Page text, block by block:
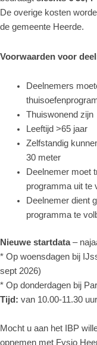
De overige kosten
de gemeente Heerde.
Voorwaarden voor
Deelnemers
Thuiswonend zijn
Leeftijd >65 jaar
Zelfstandig
30 meter
Deelnemer moet
programma uit te
Deelnemer dient
programma te
Nieuwe startdata–
* Op woensdagen bij
sept 2026)
* Op donderdagen bij
Tijd: van 10.00-11.30
Mocht u aan het IBP
opnemen met Fysio